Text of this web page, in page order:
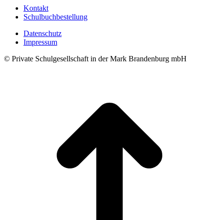
Kontakt
Schulbuchbestellung
Datenschutz
Impressum
© Private Schulgesellschaft in der Mark Brandenburg mbH